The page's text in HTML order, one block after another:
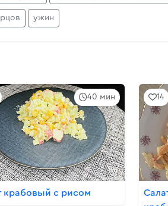
ужин
40 мин
крабовый с рисом
14